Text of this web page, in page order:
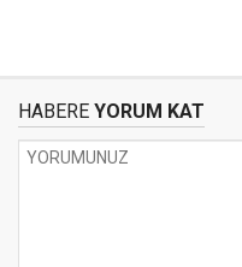
HABERE YORUM KAT